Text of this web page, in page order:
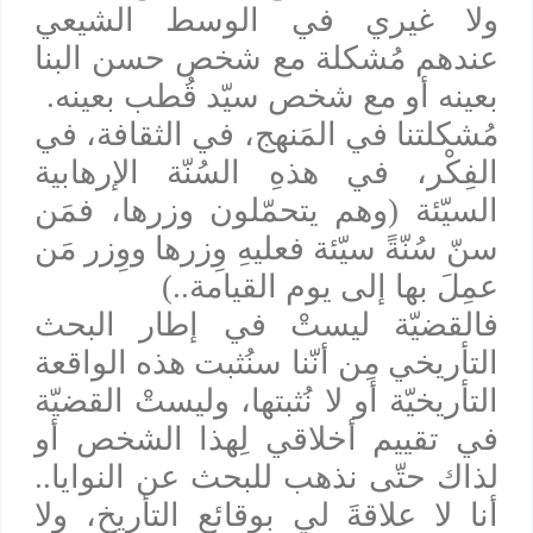
ولا غيري في الوسط الشيعي
عندهم مُشكلة مع شخص حسن البنا
بعينه أو مع شخص سيّد قُطب بعينه.
مُشكلتنا في المَنهج، في الثقافة، في
الفِكْر، في هذهِ السُنّة الإرهابية
السيّئة (وهم يتحمّلون وزرها، فمَن
سنّ سُنّةً سيّئة فعليهِ وِزرها ووِزر مَن
عمِلَ بها إلى يوم القيامة..)
فالقضيّة ليستْ في إطار البحث
التأريخي مِن أنّنا سنُثبت هذه الواقعة
التأريخيّة أو لا نُثبتها، وليستْ القضيّة
في تقييم أخلاقي لِهذا الشخص أو
لذاك حتّى نذهب للبحث عن النوايا..
أنا لا علاقةَ لي بوقائع التأريخ، ولا